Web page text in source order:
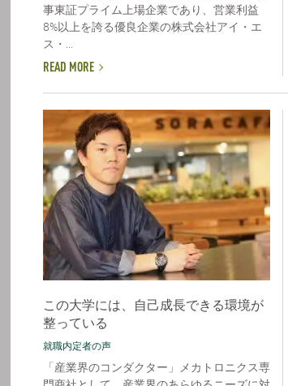
事東証プライム上場企業であり、営業利益
8%以上を誇る優良企業の株式会社アイ・エ
ス・...
READ MORE
この大学には、自己成長できる環境が
整っている
就職内定者の声
「産業界のコンダクター」メカトロニクス専